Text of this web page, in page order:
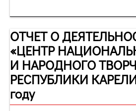
ОТЧЕТ О
«ЦЕНТР
И НАРОДНОГО
РЕСПУБЛИКИ
году